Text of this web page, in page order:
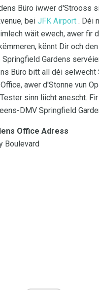
Büro iwwer d'Strooss
bei JFK Airport . Déi
wäit ewech, awer fir
kënnt Dir och
Springfield Gardens
Büro bitt all déi selwecht
awer d'Stonne vun
sinn liicht anescht.
DMV Springfield
Office Adress
Boulevard